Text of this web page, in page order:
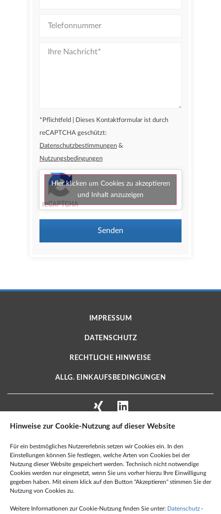
Hinweise zur Cookie-Nutzung auf dieser Website
Für ein bestmögliches Nutzererlebnis setzen wir Cookies ein. In den
Einstellungen können Sie festlegen, welche Arten von Cookies bei der
Nutzung dieser Website gespeichert werden. Technisch nicht notwendige
Cookies werden nur eingesetzt, wenn Sie uns vorher hierzu Ihre Einwilligung
gegeben haben. Mit einem klick auf den Button "Akzeptieren" stimmen Sie der
Nutzung von Cookies zu.
Weitere Informationen zur Cookie-Nutzung finden Sie unter: Datenschutz ·
*Pflichtfeld | Dieses Kontaktformular ist durch
reCAPTCHA geschützt:
Datenschutzbestimmungen &
Nutzungsbedingungen
Hier klicken um Cookies zu akzeptieren
und Inhalt anzuzeigen
Senden
IMPRESSUM
DATENSCHUTZ
RECHTLICHE HINWEISE
ALLG. EINKAUFSBEDINGUNGEN
Schmiedestraße 2 A
15745 Wildau · Deutschland
Tel.: +49 3375 959 60 100
Fax: +49 6349 995 99 501